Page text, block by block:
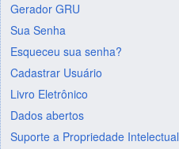
Gerador GRU
Sua Senha
Esqueceu sua senha?
Cadastrar Usuário
Livro Eletrônico
Dados abertos
Suporte a Propriedade Intelectual